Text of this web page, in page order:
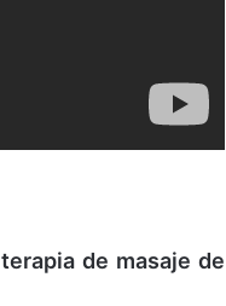
terapia de masaje de